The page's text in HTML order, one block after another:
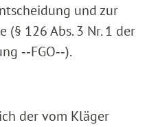
und zur
(§ 126 Abs. 3 Nr. 1 der
‑‑FGO‑‑).
der vom Kläger